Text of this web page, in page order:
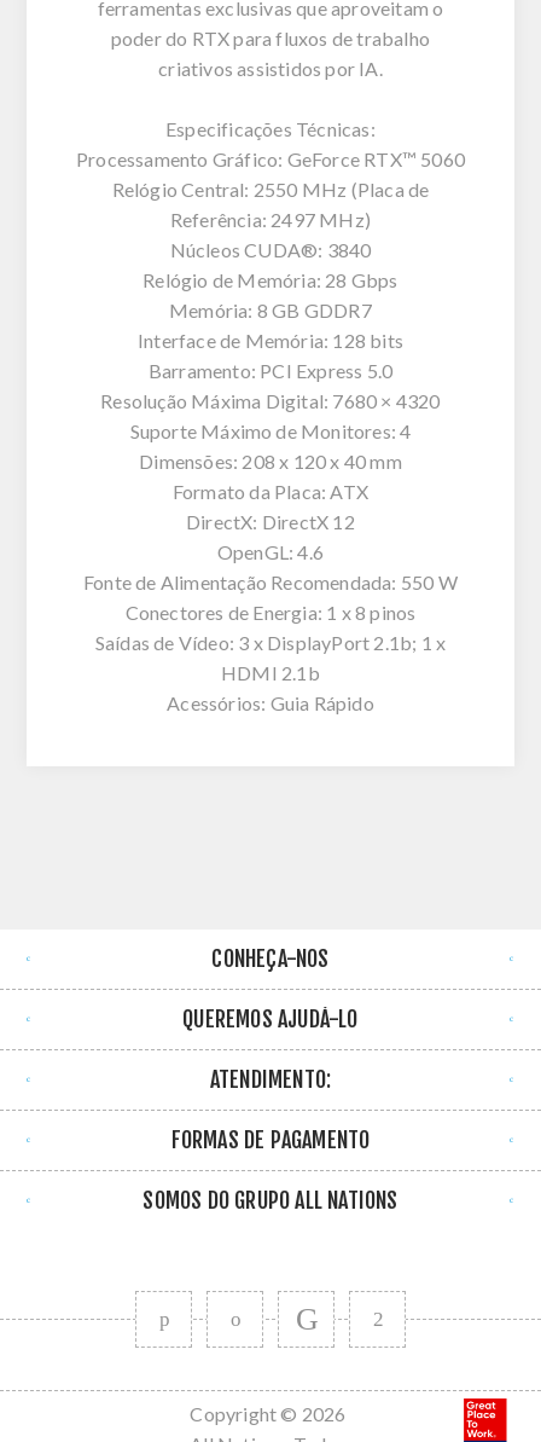
ferramentas exclusivas que aproveitam o
poder do RTX para fluxos de trabalho
criativos assistidos por IA.
Especificações Técnicas:
Processamento Gráfico: GeForce RTX™ 5060
Relógio Central: 2550 MHz (Placa de
Referência: 2497 MHz)
Núcleos CUDA®: 3840
Relógio de Memória: 28 Gbps
Memória: 8 GB GDDR7
Interface de Memória: 128 bits
Barramento: PCI Express 5.0
Resolução Máxima Digital: 7680 × 4320
Suporte Máximo de Monitores: 4
Dimensões: 208 x 120 x 40 mm
Formato da Placa: ATX
DirectX: DirectX 12
OpenGL: 4.6
Fonte de Alimentação Recomendada: 550 W
Conectores de Energia: 1 x 8 pinos
Saídas de Vídeo: 3 x DisplayPort 2.1b; 1 x
HDMI 2.1b
Acessórios: Guia Rápido
CONHEÇA-NOS
QUEREMOS AJUDÁ-LO
ATENDIMENTO:
FORMAS DE PAGAMENTO
SOMOS DO GRUPO ALL NATIONS
Copyright © 2026